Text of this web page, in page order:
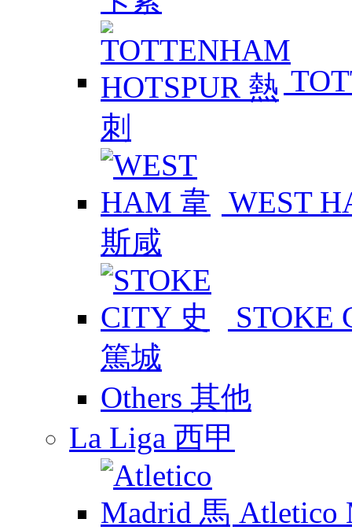
WEST
STOKE
Others 其他
La Liga 西甲
Atletico